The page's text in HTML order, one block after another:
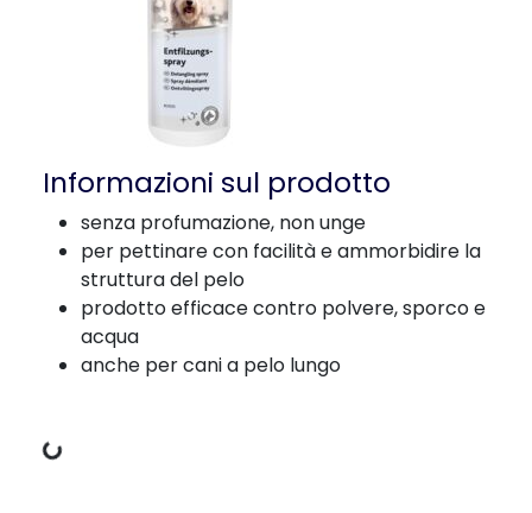
Informazioni sul prodotto
senza profumazione, non unge
per pettinare con facilità e ammorbidire la
struttura del pelo
prodotto efficace contro polvere, sporco e
acqua
anche per cani a pelo lungo
Dati di carico